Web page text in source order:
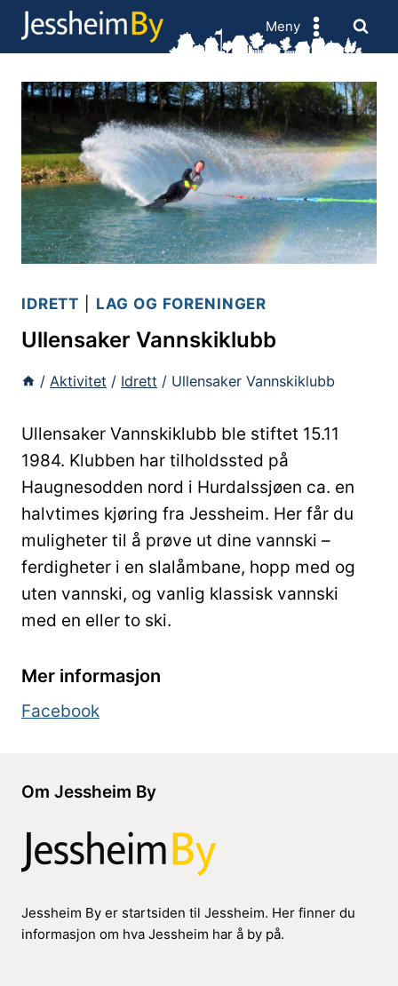
Skip
Meny
IDRETT LAG OG FORENINGER
Ullensaker Vannskiklubb
/ Aktivitet / Idrett / Ullensaker Vannskiklubb
Ullensaker Vannskiklubb ble stiftet 15.11
1984. Klubben har tilholdssted på
Haugnesodden nord i Hurdalssjøen ca. en
halvtimes kjøring fra Jessheim. Her får du
muligheter til å prøve ut dine vannski –
ferdigheter i en slalåmbane, hopp med og
uten vannski, og vanlig klassisk vannski
med en eller to ski.
Mer informasjon
Facebook
Om Jessheim By
Jessheim By er startsiden til Jessheim. Her finner du
informasjon om hva Jessheim har å by på.